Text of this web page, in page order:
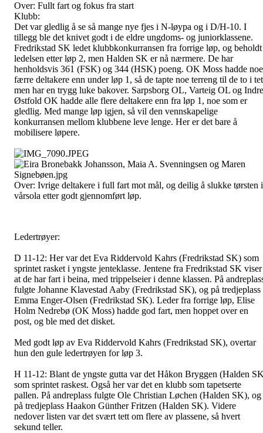
Over: Fullt fart og fokus fra start
Klubb:
Det var gledlig å se så mange nye fjes i N-løypa og i D/H-10. I
tillegg ble det knivet godt i de eldre ungdoms- og juniorklassene.
Fredrikstad SK ledet klubbkonkurransen fra forrige løp, og beholdt
ledelsen etter løp 2, men Halden SK er nå nærmere. De har
henholdsvis 361 (FSK) og 344 (HSK) poeng. OK Moss hadde noe
færre deltakere enn under løp 1, så de tapte noe terreng til de to i
men har en trygg luke bakover. Sarpsborg OL, Varteig OL og Indre
Østfold OK hadde alle flere deltakere enn fra løp 1, noe som er
gledlig. Med mange løp igjen, så vil den vennskapelige
konkurransen mellom klubbene leve lenge. Her er det bare å
mobilisere løpere.
Over: Ivrige deltakere i full fart mot mål, og deilig å slukke tørsten i
vårsola etter godt gjennomført løp.
Ledertrøyer:
D 11-12: Her var det Eva Riddervold Kahrs (Fredrikstad SK) som
sprintet rasket i yngste jenteklasse. Jentene fra Fredrikstad SK viser
at de har fart i beina, med trippelseier i denne klassen. På
fulgte Johanne Klavestad Aaby (Fredrikstad SK), og på tredjeplass
Emma Enger-Olsen (Fredrikstad SK). Leder fra forrige løp, Elise
Holm Nedrebø (OK Moss) hadde god fart, men hoppet over en
post, og ble med det disket.
Med godt løp av Eva Riddervold Kahrs (Fredrikstad SK), overtar
hun den gule ledertrøyen for løp 3.
H 11-12: Blant de yngste gutta var det Håkon Bryggen (Halden
som sprintet raskest. Også her var det en klubb som tapetserte
pallen. På andreplass fulgte Ole Christian Løchen (Halden SK), og
på tredjeplass Haakon Günther Fritzen (Halden SK). Videre
nedover listen var det svært tett om flere av plassene, så hvert
sekund teller.